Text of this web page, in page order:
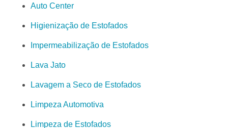
Auto Center
Higienização de Estofados
Impermeabilização de Estofados
Lava Jato
Lavagem a Seco de Estofados
Limpeza Automotiva
Limpeza de Estofados